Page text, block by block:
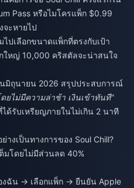
Pass หรือไมโครแพ็ก $0.99
ะหายไป
ปเลือกขนาดแพ็กที่ตรงกับเป้า
หญ่ 10,000 คริสตัลจะน่าสนใจ
นมิถุนายน 2026 สรุปประสบการณ์
ดยไม่มีความล่าช้า เงินเข้าทันที"
ด้รับเหรียญภายในไม่เกิน 2 นาที
างเป็นทางการของ Soul Chill?
มโดยไม่มีส่วนลด 40%
งฉัน → เลือกแพ็ก → ยืนยัน Apple